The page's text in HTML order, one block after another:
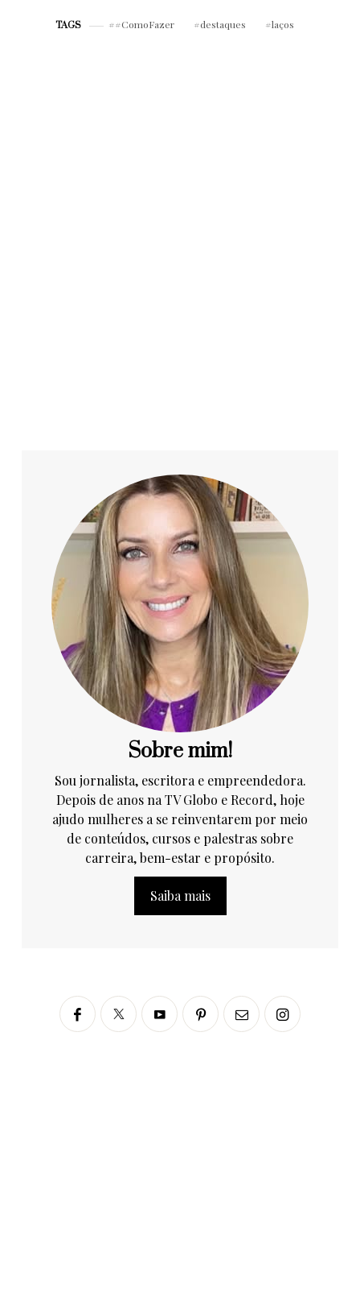
TAGS #ComoFazer destaques laços
Sobre mim!
Sou jornalista, escritora e empreendedora.
Depois de anos na TV Globo e Record, hoje
ajudo mulheres a se reinventarem por meio
de conteúdos, cursos e palestras sobre
carreira, bem-estar e propósito.
Saiba mais